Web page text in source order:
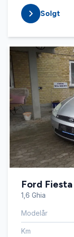
Solgt
Ford Fiesta
1,6 Ghia
Modelår
Km